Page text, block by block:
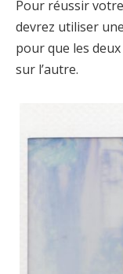
Pour réussir
devrez utiliser
pour que les
sur l’autre.